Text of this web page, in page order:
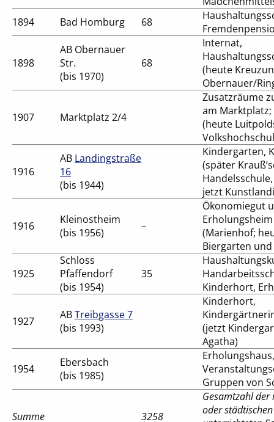
1894
Bad Homburg 68
1898
AB Obernauer
Str.
(bis 1970)
68
Internat,
(heute
Obernauer/
1907 Marktplatz 2/4
Zusatzräume
am Marktplatz;
(heute
1916
AB Landingstraße
16
(bis 1944)
Kindergarten,
(später
jetzt
1916
Kleinostheim
(bis 1956)
–
Ökonomiegut
Erholungsheim
(Marienhof;
Biergarten
1925
Schloss
Pfaffendorf
(bis 1954)
35
Kinderhort,
1927 ABTreibgasse 7
(bis 1993)
Kinderhort,
(jetzt
Agatha)
1954
Ebersbach
(bis 1985)
Erholungshaus,
Gruppen von
Summe 3258
Gesamtzahl der
oder